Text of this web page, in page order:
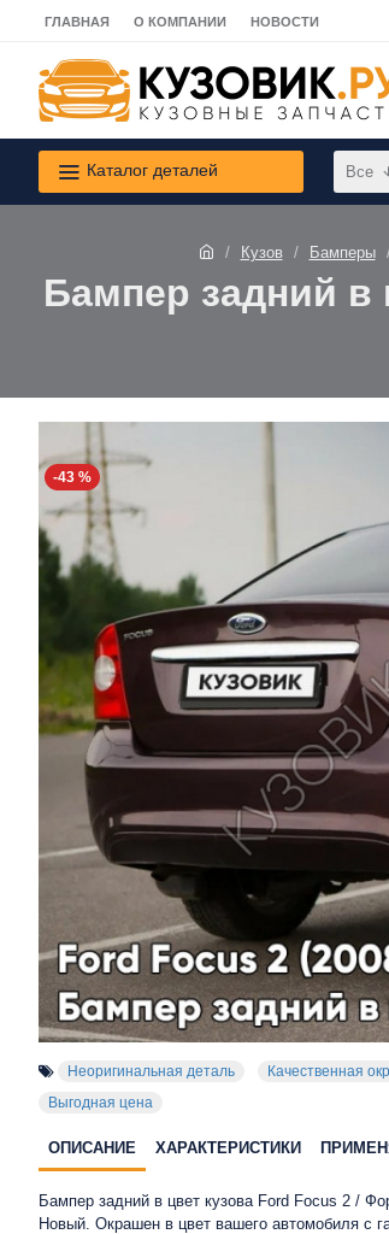
ГЛАВНАЯ О КОМПАНИИ НОВОСТИ
Каталог деталей Все
Кузов Бамперы
Бампер задний в
-43 %
Неоригинальная деталь Качественная
Выгодная цена
ОПИСАНИЕ ХАРАКТЕРИСТИКИ
Бампер задний в цвет кузова Ford Focus 2 /
Новый. Окрашен в цвет вашего автомобиля с